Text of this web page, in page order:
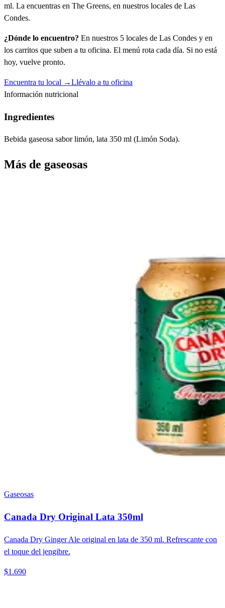
ml. La encuentras en The Greens, en nuestros locales de Las
Condes.
¿Dónde lo encuentro? En nuestros 5 locales de Las Condes y en
los carritos que suben a tu oficina. El menú rota cada día. Si no está
hoy, vuelve pronto.
Encuentra tu local →Llévalo a tu oficina
Información nutricional
Ingredientes
Bebida gaseosa sabor limón, lata 350 ml (Limón Soda).
Más de gaseosas
Gaseosas
Canada Dry Original Lata 350ml
Canada Dry Ginger Ale original en lata de 350 ml. Refrescante con
el toque del jengibre.
$1.690